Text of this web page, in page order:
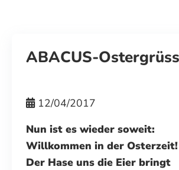
ABACUS-
12/04/2017
Nun ist es wieder soweit:
Willkommen in der Osterzeit!
Der Hase uns die Eier bringt